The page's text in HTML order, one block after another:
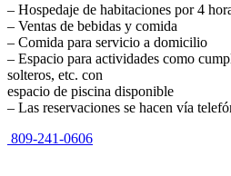
– Hospedaje de habitaciones por 4
– Ventas de bebidas y comida
– Comida para servicio a domicilio
– Espacio para actividades como
solteros, etc. con
espacio de piscina disponible
– Las reservaciones se hacen vía
809-241-0606